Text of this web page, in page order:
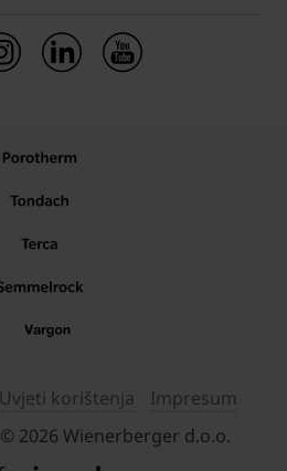
Uvjeti korištenja
Impresum
© 2026 Wienerberger d.o.o.